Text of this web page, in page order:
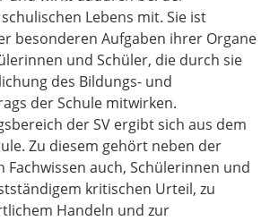
Lebens mit. Sie ist
besonderen Aufgaben ihrer Organe
und Schüler, die durch sie
des Bildungs- und
der Schule mitwirken.
der SV ergibt sich aus dem
Zu diesem gehört neben der
auch, Schülerinnen und
kritischen Urteil, zu
Handeln und zur